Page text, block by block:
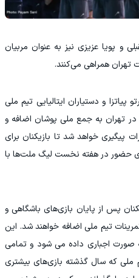
و پویا عزیزی نیز به عنوان مربیان
تهران همراهی می‌کنند.
پیاتزا و دستیاران ایتالیایی تیم ملی
در تهران به جمع ملی پوشان اضافه و
پیگیری خواهد شد تا بازیکنان برای
ایران برای حضور در هفته نخست لیگ ملت‌ها با
پس از پایان بازی‌های باشگاهی و
تیم ملی اضافه خواهند شد. این
صورت اجباری داده می شود و تمامی
ملی که سال گذشته بازی‌های بیشتری